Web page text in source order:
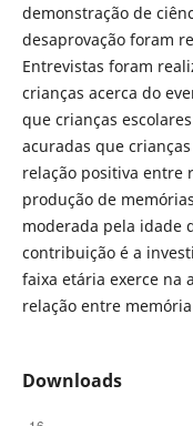
demonstração de
desaprovação foram
Entrevistas foram
crianças acerca do
que crianças
acuradas que
relação positiva entre
produção de
moderada pela idade
contribuição é a
faixa etária exerce na
relação entre
Downloads